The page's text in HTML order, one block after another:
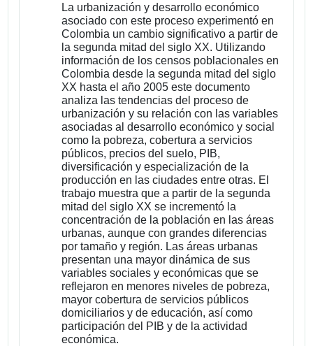
La urbanización y desarrollo económico
asociado con este proceso experimentó en
Colombia un cambio significativo a partir de
la segunda mitad del siglo XX. Utilizando
información de los censos poblacionales en
Colombia desde la segunda mitad del siglo
XX hasta el año 2005 este documento
analiza las tendencias del proceso de
urbanización y su relación con las variables
asociadas al desarrollo económico y social
como la pobreza, cobertura a servicios
públicos, precios del suelo, PIB,
diversificación y especialización de la
producción en las ciudades entre otras. El
trabajo muestra que a partir de la segunda
mitad del siglo XX se incrementó la
concentración de la población en las áreas
urbanas, aunque con grandes diferencias
por tamaño y región. Las áreas urbanas
presentan una mayor dinámica de sus
variables sociales y económicas que se
reflejaron en menores niveles de pobreza,
mayor cobertura de servicios públicos
domiciliarios y de educación, así como
participación del PIB y de la actividad
económica.